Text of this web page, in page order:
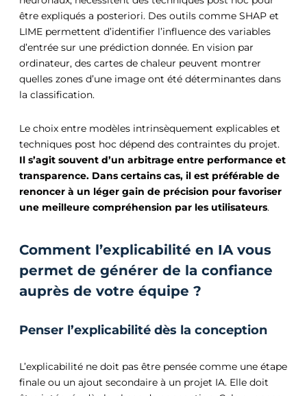
être expliqués a posteriori. Des outils comme SHAP et
LIME permettent d’identifier l’influence des variables
d’entrée sur une prédiction donnée. En vision par
ordinateur, des cartes de chaleur peuvent montrer
quelles zones d’une image ont été déterminantes dans
la classification.
Le choix entre modèles intrinsèquement explicables et
techniques post hoc dépend des contraintes du projet.
Il s’agit souvent d’un arbitrage entre performance et
transparence. Dans certains cas, il est préférable de
renoncer à un léger gain de précision pour favoriser
une meilleure compréhension par les utilisateurs.
Comment l’explicabilité en IA vous
permet de générer de la confiance
auprès de votre équipe ?
Penser l’explicabilité dès la conception
L’explicabilité ne doit pas être pensée comme une étape
finale ou un ajout secondaire à un projet IA. Elle doit